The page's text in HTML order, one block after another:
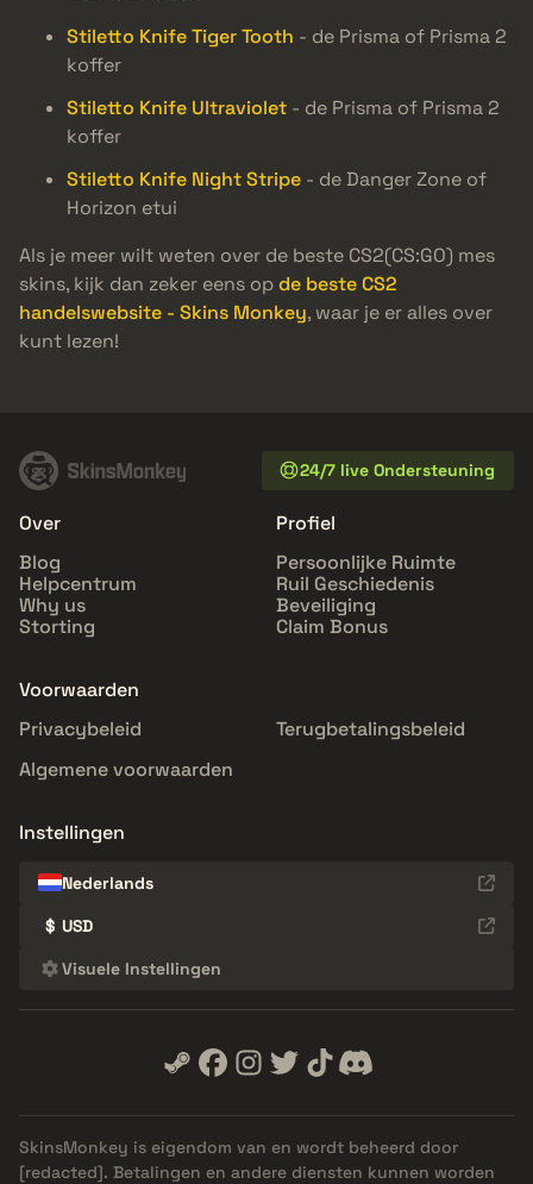
Stiletto Knife Tiger Tooth - de Prisma of Prisma 2
koffer
Stiletto Knife Ultraviolet - de Prisma of Prisma 2
koffer
Stiletto Knife Night Stripe - de Danger Zone of
Horizon etui
Als je meer wilt weten over de beste CS2(CS:GO) mes
skins, kijk dan zeker eens opde beste CS2
handelswebsite - Skins Monkey, waar je er alles over
kunt lezen!
24/7 live Ondersteuning
Over
Blog
Helpcentrum
Why us
Storting
Profiel
Persoonlijke Ruimte
Ruil Geschiedenis
Beveiliging
Claim Bonus
Voorwaarden
Privacybeleid
Terugbetalingsbeleid
Algemene voorwaarden
Instellingen
Nederlands
$ USD
Visuele Instellingen
SkinsMonkey is eigendom van en wordt beheerd door
[redacted]. Betalingen en andere diensten kunnen worden